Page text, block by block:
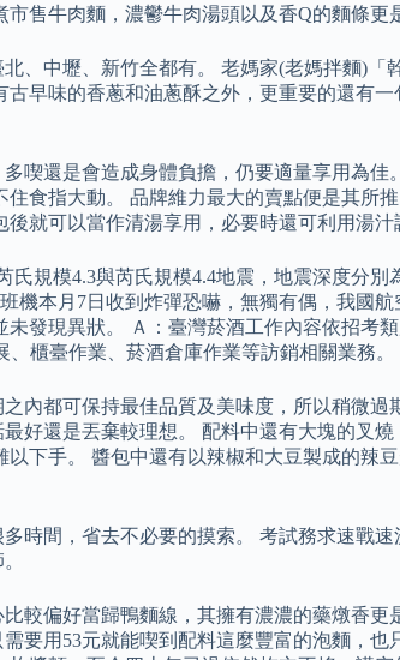
售牛肉麵，濃鬱牛肉湯頭以及香Q的麵條更
、中壢、新竹全都有。 老媽家(老媽拌麵)
早味的香蔥和油蔥酥之外，更重要的還有
喫還是會造成身體負擔，仍要適量享用為
食指大動。 品牌維力最大的賣點便是其所
就可以當作清湯享用，必要時還可利用湯汁
規模4.3與芮氏規模4.4地震，地震深度分
機本月7日收到炸彈恐嚇，無獨有偶，我國
發現異狀。 Ａ：臺灣菸酒工作內容依招考
櫃臺作業、菸酒倉庫作業等訪銷相關業務。
內都可保持最佳品質及美味度，所以稍微
好還是丟棄較理想。 配料中還有大塊的叉
下手。 醬包中還有以辣椒和大豆製成的辣
時間，省去不必要的摸索。 考試務求速戰
較偏好當歸鴨麵線，其擁有濃濃的藥燉香
要用53元就能喫到配料這麼豐富的泡麵，